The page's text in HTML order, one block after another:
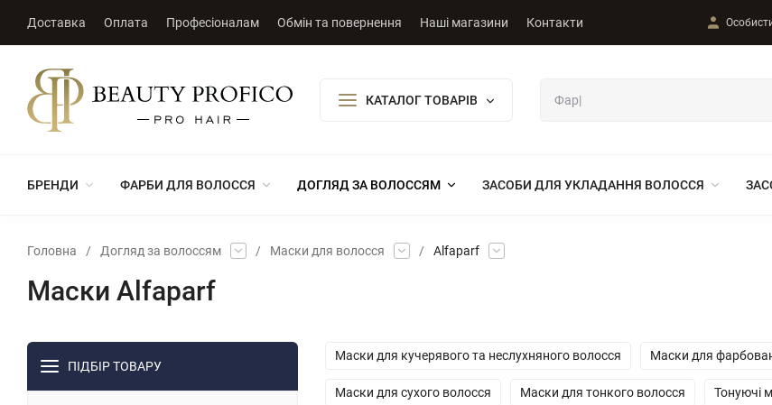
Доставка Оплата Професіоналам Обмін та повернення Наші магазини Контакти
КАТАЛОГ ТОВАРІВ
БРЕНДИ ФАРБИ ДЛЯ ВОЛОССЯ ДОГЛЯД ЗА ВОЛОССЯМ ЗАСОБИ ДЛЯ УКЛАДАННЯ ВОЛОССЯ
Головна / Догляд за волоссям / Маски для волосся / Alfaparf
Маски Alfaparf
ПІДБІР ТОВАРУ
Маски для кучерявого та неслухняного волосся Маски для
Маски для сухого волосся Маски для тонкого волосся Тонуючі